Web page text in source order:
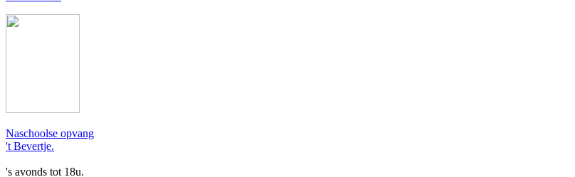
Naschoolse opvang
't Bevertje.
's avonds tot 18u.